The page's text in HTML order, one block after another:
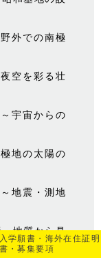
入学願書・海外在住証明
書・募集要項
外での南極
空を彩る壮
宇宙からの
地の太陽の
地震・測地
地質から見